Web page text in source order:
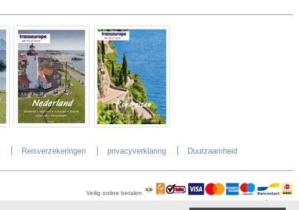
Reisverzekeringen privacyverklaring Duurzaamheid
Veilig online betalen
2026, All rights reserved.Cloud hosting by